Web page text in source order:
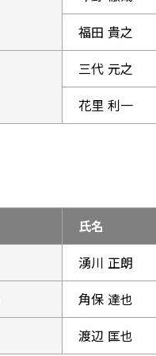
福田 貴之
三代 元之
花里 利一
氏名
湧川 正朗
角保 達也
渡辺 匡也